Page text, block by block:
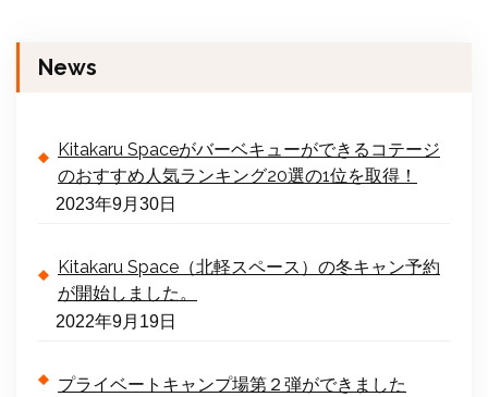
News
Kitakaru Spaceがバーベキューができるコテージ
のおすすめ人気ランキング20選の1位を取得！
2023年9月30日
Kitakaru Space（北軽スペース）の冬キャン予約
が開始しました。
2022年9月19日
プライベートキャンプ場第２弾ができました